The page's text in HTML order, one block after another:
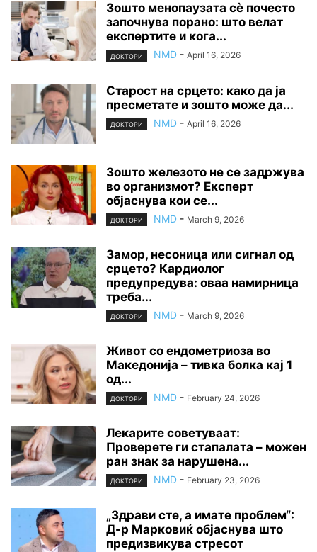
Зошто менопаузата сè почесто
започнува порано: што велат
експертите и кога...
ДОКТОРИ NMD - April 16, 2026
Старост на срцето: како да ја
пресметате и зошто може да...
ДОКТОРИ NMD - April 16, 2026
Зошто железото не се задржува
во организмот? Експерт
објаснува кои се...
ДОКТОРИ NMD - March 9, 2026
Замор, несоница или сигнал од
срцето? Кардиолог
предупредува: оваа намирница
треба...
ДОКТОРИ NMD - March 9, 2026
Живот со ендометриоза во
Македонија – тивка болка кај 1
од...
ДОКТОРИ NMD - February 24, 2026
Лекарите советуваат:
Проверете ги стапалата – можен
ран знак за нарушена...
ДОКТОРИ NMD - February 23, 2026
„Здрави сте, а имате проблем“:
Д-р Марковиќ објаснува што
предизвикува стресот